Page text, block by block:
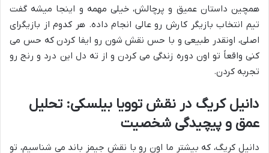
همچین داستان عمیق و پرچالش، خیلی مهمه و اینجا میشه گفت
تیم انتخاب بازیگر کارش رو عالی انجام داده. هر کدوم از بازیگرای
اصلی، اونقدر طبیعی و با حس نقش شون رو ایفا کردن که حس می
کنی واقعاً تو اون دوره زندگی می کردن و از ته دل این درد و رنج رو
تجربه کردن.
دانیل کریگ در نقش توویا بیلسکی: تحلیل
عمق و پیچیدگی شخصیت
دانیل کریگ، که بیشتر ما اون رو با نقش جیمز باند می شناسیم، تو